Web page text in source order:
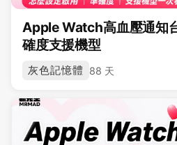
Apple Watch高血壓通知
確度支援機型
灰色記憶體 88 天